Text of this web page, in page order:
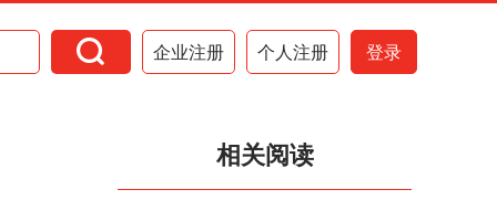
 企业注册 个人注册 登录
相关阅读